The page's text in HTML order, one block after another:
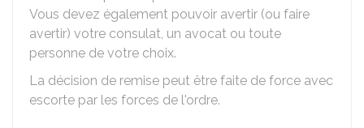
Vous devez également pouvoir avertir (ou faire
avertir) votre consulat, un avocat ou toute
personne de votre choix.
La décision de remise peut être faite de force avec
escorte par les forces de l'ordre.